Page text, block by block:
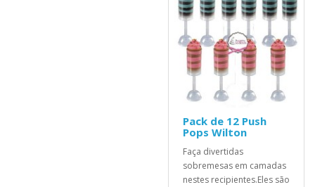
Pack de 12 Push
Pops Wilton
Faça divertidas
sobremesas em camadas
nestes recipientes.Eles são